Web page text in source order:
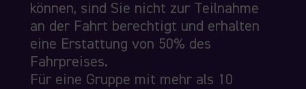
können, sind Sie nicht zur Teilnahme
an der Fahrt berechtigt und erhalten
eine Erstattung von 50% des
Fahrpreises.
Für eine Gruppe mit mehr als 10